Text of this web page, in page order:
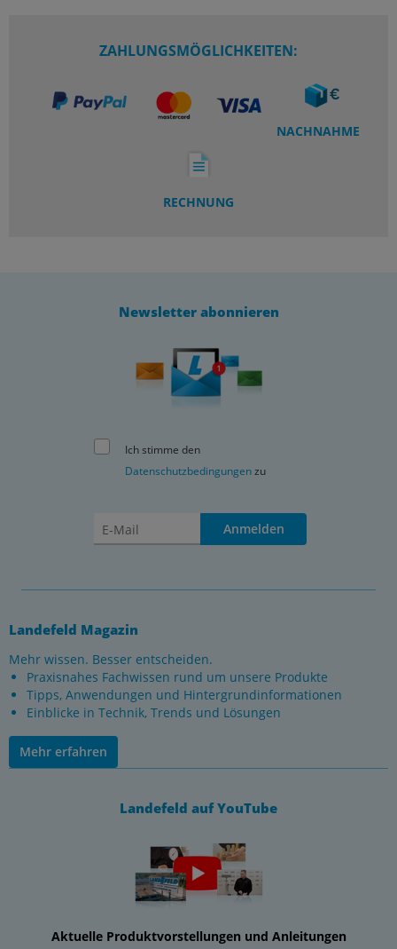
ZAHLUNGSMÖGLICHKEITEN:
NACHNAHME
RECHNUNG
Newsletter abonnieren
Ich stimme den
Datenschutzbedingungenzu
Anmelden
Landefeld Magazin
Mehr wissen. Besser entscheiden.
Praxisnahes Fachwissen rund um unsere Produkte
Tipps, Anwendungen und Hintergrundinformationen
Einblicke in Technik, Trends und Lösungen
Mehr erfahren
Landefeld auf YouTube
Aktuelle Produktvorstellungen und Anleitungen